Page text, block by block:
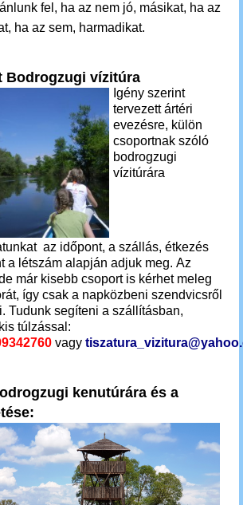
fel, ha az nem jó, másikat, ha az
ha az sem, harmadikat.
Bodrogzugi vízitúra
Igény szerint
tervezett ártéri
evezésre, külön
csoportnak szóló
bodrogzugi
vízitúrára
az időpont, a szállás, étkezés
a létszám alapján adjuk meg. Az
már kisebb csoport is kérhet meleg
így csak a napközbeni szendvicsről
Tudunk segíteni a szállításban,
túlzással:
vagy
kenutúrára és a